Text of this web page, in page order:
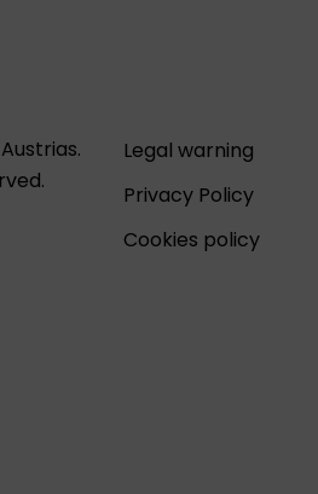
Legal warning
Privacy Policy
Cookies policy